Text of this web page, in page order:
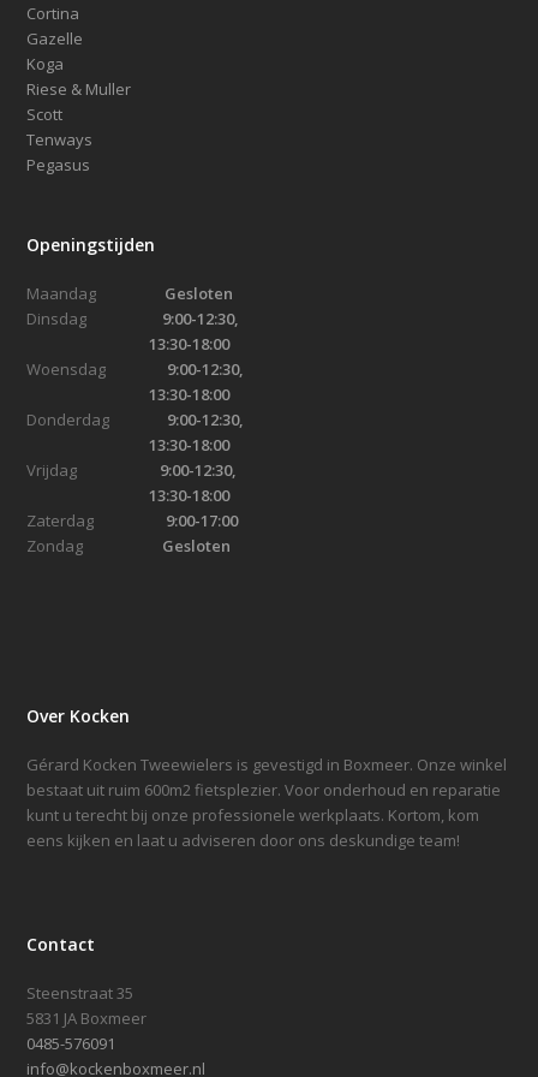
Cortina
Gazelle
Koga
Riese & Muller
Scott
Tenways
Pegasus
Openingstijden
Maandag Gesloten
Dinsdag 9:00-12:30,
13:30-18:00
Woensdag
9:00-12:30,
13:30-18:00
Donderdag 9:00-12:30,
13:30-18:00
Vrijdag 9:00-12:30,
13:30-18:00
Zaterdag 9:00-17:00
Zondag Gesloten
Over Kocken
Gérard Kocken Tweewielers is gevestigd in Boxmeer. Onze winkel
bestaat uit ruim 600m2 fietsplezier. Voor onderhoud en reparatie
kunt u terecht bij onze professionele werkplaats. Kortom, kom
eens kijken en laat u adviseren door ons deskundige team!
Contact
Steenstraat 35
5831 JA Boxmeer
0485-576091
info@kockenboxmeer.nl